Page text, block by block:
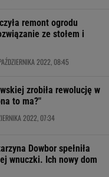
remont ogrodu
ze stołem i
2022, 08:45
zrobiła rewolucję w
to ma?"
2022, 07:34
Dowbor spełniła
wnuczki. Ich nowy dom